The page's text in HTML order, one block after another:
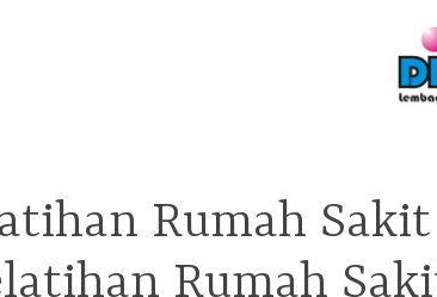
Rumah
Rumah